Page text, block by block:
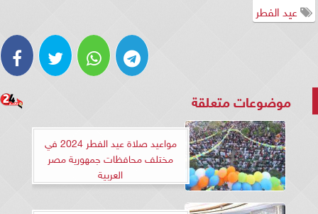
عيد الفطر
موضوعات متعلقة
مواعيد صلاة عيد الفطر 2024 في
مختلف محافظات جمهورية مصر
العربية